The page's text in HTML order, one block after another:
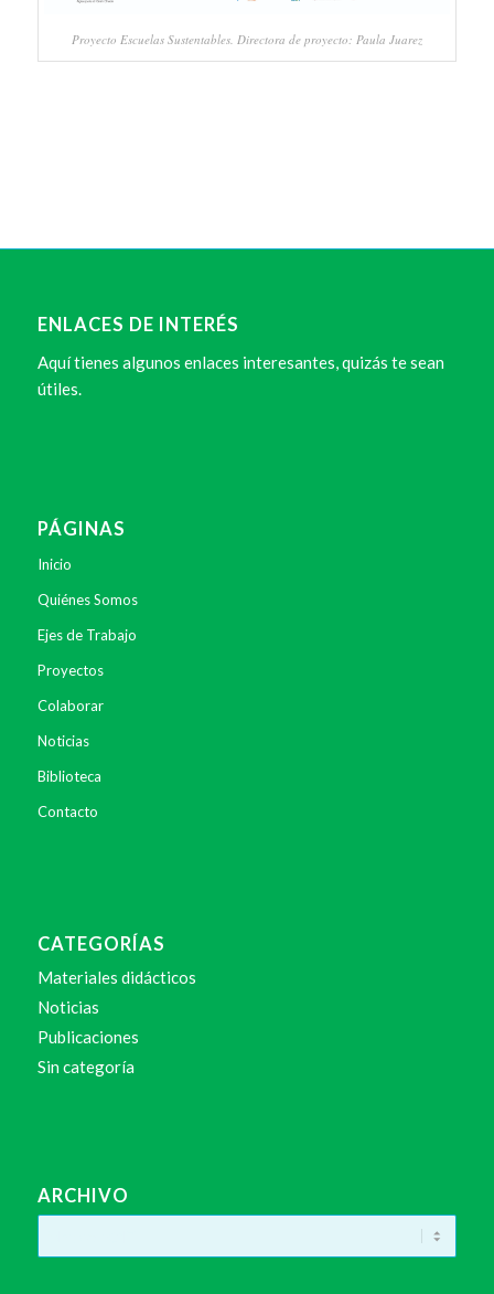
Proyecto Escuelas Sustentables. Directora de proyecto: Paula Juarez
ENLACES DE INTERÉS
Aquí tienes algunos enlaces interesantes, quizás te sean
útiles.
PÁGINAS
Inicio
Quiénes Somos
Ejes de Trabajo
Proyectos
Colaborar
Noticias
Biblioteca
Contacto
CATEGORÍAS
Materiales didácticos
Noticias
Publicaciones
Sin categoría
ARCHIVO